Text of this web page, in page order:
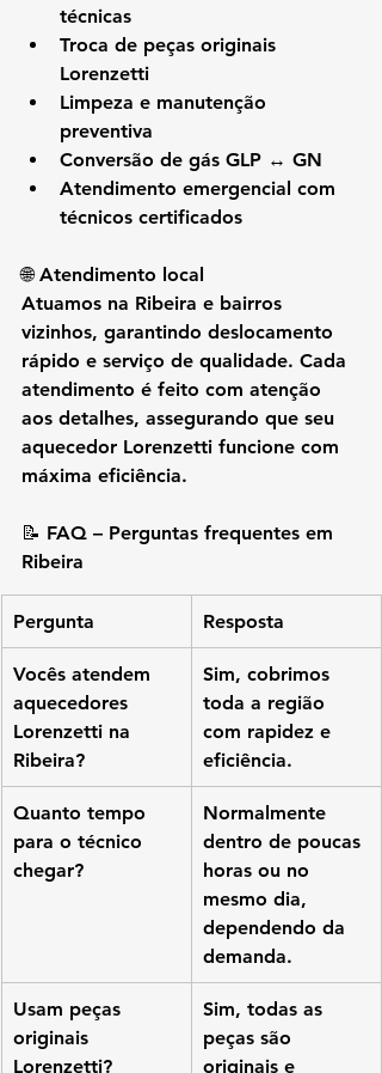
técnicas
Troca de peças originais
Lorenzetti
Limpeza e manutenção
preventiva
Conversão de gás GLP ↔ GN
Atendimento emergencial com
técnicos certificados
🌐 Atendimento local
Atuamos na Ribeira e bairros
vizinhos, garantindo deslocamento
rápido e serviço de qualidade. Cada
atendimento é feito com atenção
aos detalhes, assegurando que seu
aquecedor Lorenzetti funcione com
máxima eficiência.
📝 FAQ – Perguntas frequentes em
Ribeira
Pergunta Resposta
Vocês atendem
aquecedores
Lorenzetti na
Ribeira?
Sim, cobrimos
toda a região
com rapidez e
eficiência.
Quanto tempo
para o técnico
chegar?
Normalmente
dentro de poucas
horas ou no
mesmo dia,
dependendo da
demanda.
Usam peças
originais
Lorenzetti?
Sim, todas as
peças são
originais e